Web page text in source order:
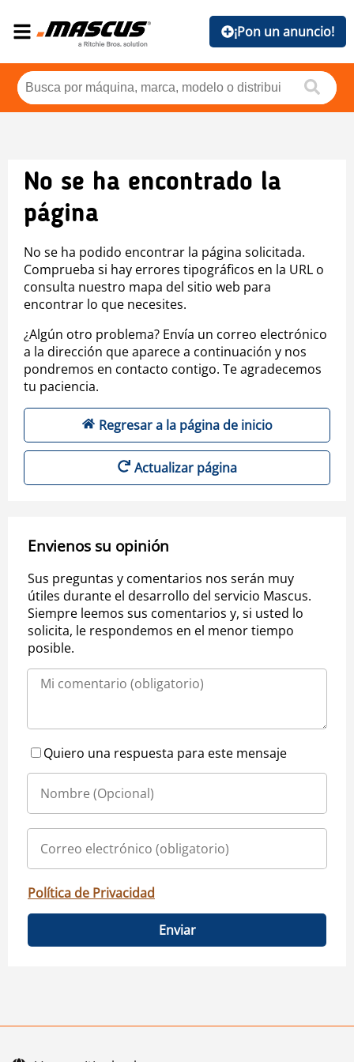
¡Pon un anuncio!
No se ha encontrado la
página
No se ha podido encontrar la página solicitada.
Comprueba si hay errores tipográficos en la URL o
consulta nuestro mapa del sitio web para
encontrar lo que necesites.
¿Algún otro problema? Envía un correo electrónico
a la dirección que aparece a continuación y nos
pondremos en contacto contigo. Te agradecemos
tu paciencia.
Regresar a la página de inicio
Actualizar página
Envienos su opinión
Sus preguntas y comentarios nos serán muy
útiles durante el desarrollo del servicio Mascus.
Siempre leemos sus comentarios y, si usted lo
solicita, le respondemos en el menor tiempo
posible.
Quiero una respuesta para este mensaje
Política de Privacidad
Enviar